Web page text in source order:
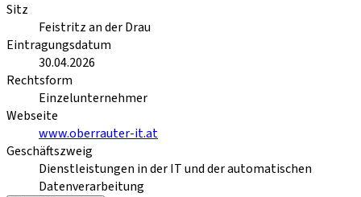
Sitz
Feistritz an der Drau
Eintragungsdatum
30.04.2026
Rechtsform
Einzelunternehmer
Webseite
www.oberrauter-it.at
Geschäftszweig
Dienstleistungen in der IT und der automatischen
Datenverarbeitung